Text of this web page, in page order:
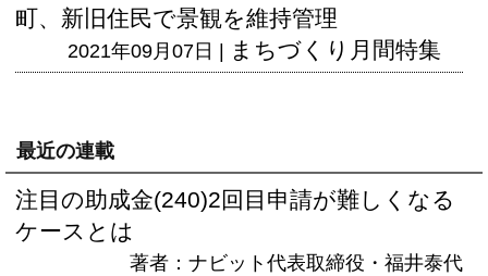
町、新旧住民で景観を維持管理
2021年09月07日 | まちづくり月間特集
最近の連載
注目の助成金(240)2回目申請が難しくなる
ケースとは
著者：ナビット代表取締役・福井泰代